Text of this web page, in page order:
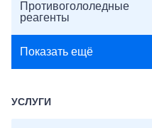
Противогололедные
реагенты
Показать ещё
УСЛУГИ